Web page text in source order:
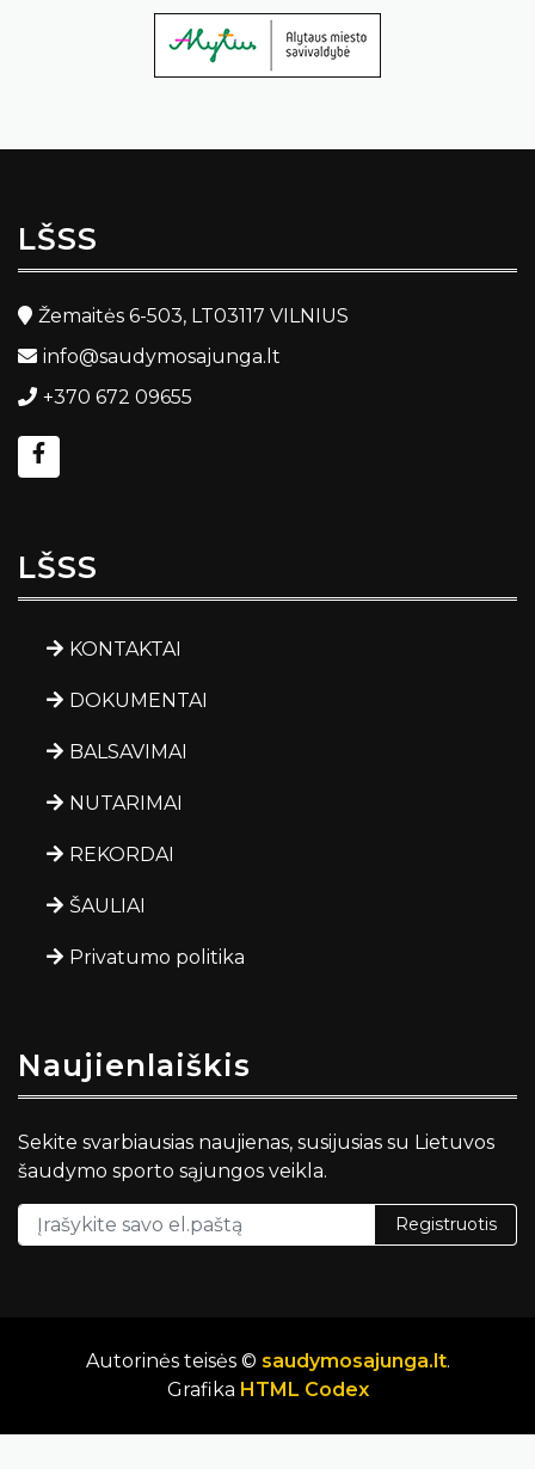
LŠSS
Žemaitės 6-503, LT03117 VILNIUS
info@saudymosajunga.lt
+370 672 09655
LŠSS
KONTAKTAI
DOKUMENTAI
BALSAVIMAI
NUTARIMAI
REKORDAI
ŠAULIAI
Privatumo politika
Naujienlaiškis
Sekite svarbiausias naujienas, susijusias su Lietuvos
šaudymo sporto sąjungos veikla.
Registruotis
Autorinės teisės © saudymosajunga.lt.
Grafika HTML Codex